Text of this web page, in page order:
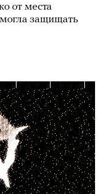
от места
защищать